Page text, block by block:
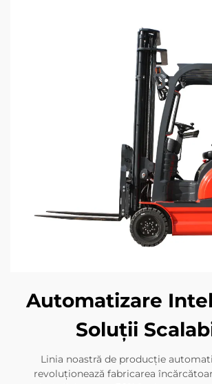
Automatizare
Soluții
Linia noastră de producție
revoluționează fabricarea